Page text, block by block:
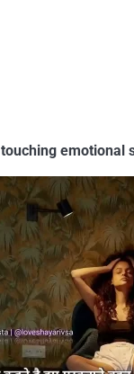
emotional